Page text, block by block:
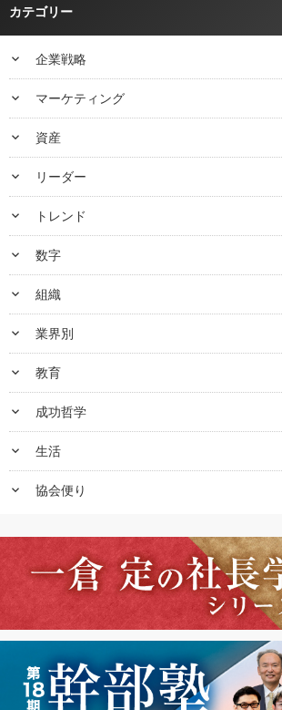
カテゴリー
keyboard_arrow_down 企業戦略
keyboard_arrow_down マーケティング
keyboard_arrow_down 資産
keyboard_arrow_down リーダー
keyboard_arrow_down トレンド
keyboard_arrow_down 数字
keyboard_arrow_down 組織
keyboard_arrow_down 業界別
keyboard_arrow_down 教育
keyboard_arrow_down 成功哲学
keyboard_arrow_down 生活
keyboard_arrow_down 協会便り